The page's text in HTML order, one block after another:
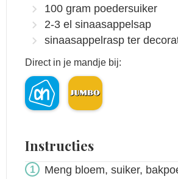
100 gram poedersuiker
2-3 el sinaasappelsap
sinaasappelrasp ter
Direct in je mandje bij:
Instructies
Meng bloem, suiker,